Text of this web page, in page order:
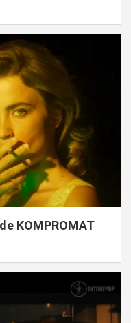
KOMPROMAT